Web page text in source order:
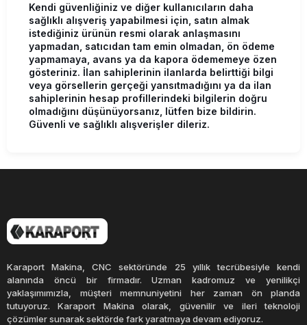
Kendi güvenliğiniz ve diğer kullanıcıların daha
sağlıklı alışveriş yapabilmesi için, satın almak
istediğiniz ürünün resmi olarak anlaşmasını
yapmadan, satıcıdan tam emin olmadan, ön ödeme
yapmamaya, avans ya da kapora ödememeye özen
gösteriniz. İlan sahiplerinin ilanlarda belirttiği bilgi
veya görsellerin gerçeği yansıtmadığını ya da ilan
sahiplerinin hesap profillerindeki bilgilerin doğru
olmadığını düşünüyorsanız, lütfen bize bildirin.
Güvenli ve sağlıklı alışverişler dileriz.
Karaport Makina, CNC sektöründe 25 yıllık tecrübesiyle kendi
alanında öncü bir firmadır. Uzman kadromuz ve yenilikçi
yaklaşımımızla, müşteri memnuniyetini her zaman ön planda
tutuyoruz. Karaport Makina olarak, güvenilir ve ileri teknoloji
çözümler sunarak sektörde fark yaratmaya devam ediyoruz.